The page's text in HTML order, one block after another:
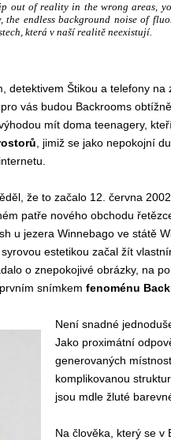
out of reality in the wrong areas,
the endless background noise of
která v naší realitě neexistují.
detektivem Štikou a telefony na
vás budou Backrooms
mít doma teenagery,
, jimiž se jako nepokojní
že to začalo 12. června
patře nového obchodu
u jezera Winnebago ve státě
estetikou začal žít
o znepokojivé obrázky, na
snímkem fenoménu
Není snadné
Jako proximátní
generovaných
komplikovanou strukturu
jsou mdle žluté
Na člověka, který se v